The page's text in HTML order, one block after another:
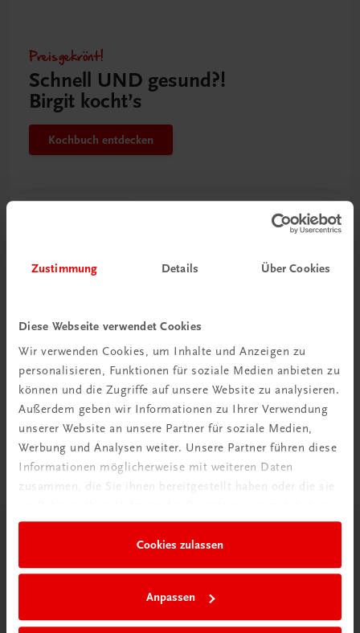
Zustimmung Details Über Cookies
Diese Webseite verwendet Cookies
Wir verwenden Cookies, um Inhalte und Anzeigen zu
personalisieren, Funktionen für soziale Medien anbieten zu
können und die Zugriffe auf unsere Website zu analysieren.
Außerdem geben wir Informationen zu Ihrer Verwendung
unserer Website an unsere Partner für soziale Medien,
Werbung und Analysen weiter. Unsere Partner führen diese
Informationen möglicherweise mit weiteren Daten
zusammen, die Sie ihnen bereitgestellt haben oder die sie
Cookies zulassen
Anpassen
Preisgekrönt!
Schnell UND gesund?!
Birgit kocht’s
Kochbuch entdecken
Rabattcode erhalten
Newsletter abonnieren
& Versandkosten sparen
Jetzt anmelden
Herzlich willkommen bei TRAUNER!